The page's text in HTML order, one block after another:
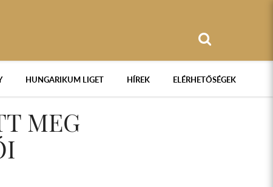
HUNGARIKUM LIGET HÍREK ELÉRHETŐSÉGEK
MEG